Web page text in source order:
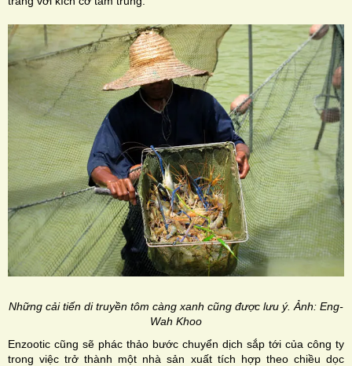
Những cải tiến di truyền tôm càng xanh cũng được lưu ý. Ảnh: Eng-
Wah Khoo
Enzootic cũng sẽ phác thảo bước chuyển dịch sắp tới của công ty
trong việc trở thành một nhà sản xuất tích hợp theo chiều dọc